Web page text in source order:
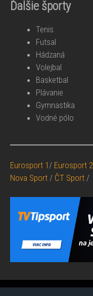
Ďalšie športy
Tenis
Futsal
Hádzaná
Volejbal
Basketbal
Plávanie
Gymnastika
Vodné pólo
Eurosport 1 / Eurosport 2
Nova Sport / ČT Sport /